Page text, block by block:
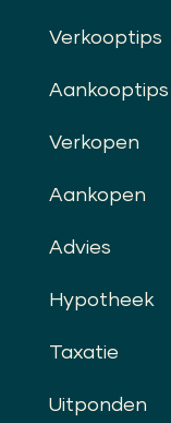
Verkooptips
Aankooptips
Verkopen
Aankopen
Advies
Hypotheek
Taxatie
Uitponden